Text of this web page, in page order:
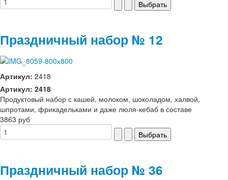
Праздничный набор № 12
Артикул: 2418
Артикул: 2418
Продуктовый набор с кашей, молоком, шоколадом, халвой,
шпротами, фрикадельками и даже люля-кебаб в составе
3863 руб
Праздничный набор № 36